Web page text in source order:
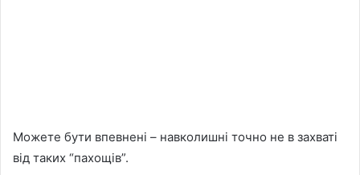
Можете бути впевнені – навколишні точно не в захваті
від таких “пахощів”.